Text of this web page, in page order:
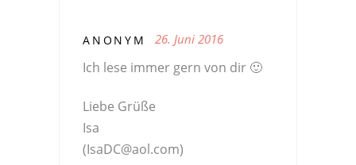
ANONYM 26. Juni 2016
Ich lese immer gern von dir 🙂
Liebe Grüße
Isa
(IsaDC@aol.com)